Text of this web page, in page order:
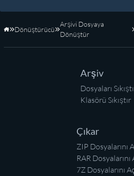
Anasayfa
Dönüştürücü
Arşivi Dosyaya
Dönüştür
Arşiv
Dosyaları
Klasörü Sıkıştır
Çıkar
ZIP Dosyalarını
RAR Dosyalarını
7Z Dosyalarını